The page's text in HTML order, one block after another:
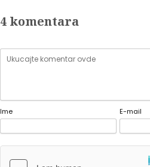
4 komentara
Ime E-mail